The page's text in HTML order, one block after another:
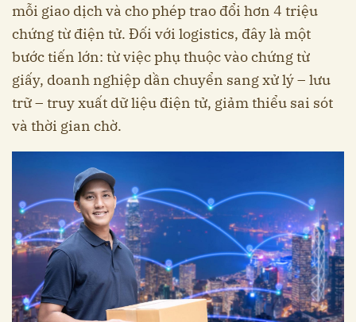
mỗi giao dịch và cho phép trao đổi hơn 4 triệu
chứng từ điện tử. Đối với logistics, đây là một
bước tiến lớn: từ việc phụ thuộc vào chứng từ
giấy, doanh nghiệp dần chuyển sang xử lý – lưu
trữ – truy xuất dữ liệu điện tử, giảm thiểu sai sót
và thời gian chờ.